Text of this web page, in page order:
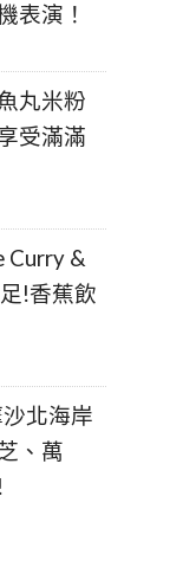
表演！
丸米粉
受滿滿
Curry &
!香蕉飲
北海岸
、萬